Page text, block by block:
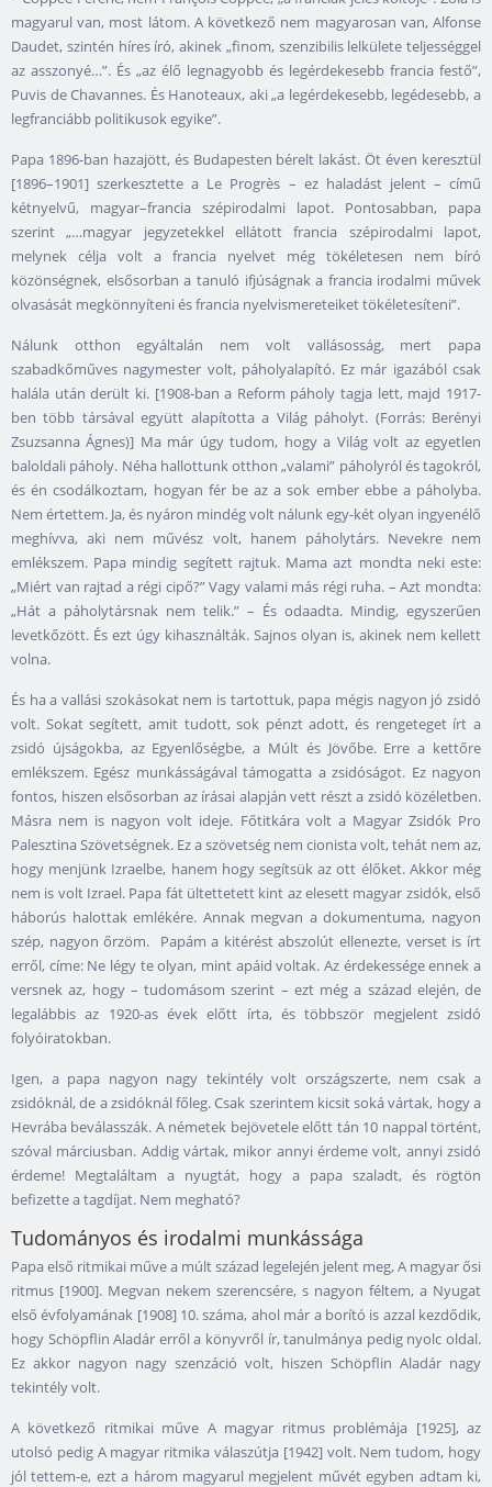
magyarul van, most látom. A következő nem magyarosan van, Alfonse
Daudet, szintén híres író, akinek „finom, szenzibilis lelkülete teljességgel
az asszonyé…”. És „az élő legnagyobb és legérdekesebb francia festő”,
Puvis de Chavannes. És Hanoteaux, aki „a legérdekesebb, legédesebb, a
legfranciább politikusok egyike”.
Papa 1896-ban hazajött, és Budapesten bérelt lakást. Öt éven keresztül
[1896–1901] szerkesztette a Le Progrès – ez haladást jelent – című
kétnyelvű, magyar–francia szépirodalmi lapot. Pontosabban, papa
szerint „…magyar jegyzetekkel ellátott francia szépirodalmi lapot,
melynek célja volt a francia nyelvet még tökéletesen nem bíró
közönségnek, elsősorban a tanuló ifjúságnak a francia irodalmi művek
olvasását megkönnyíteni és francia nyelvismereteiket tökéletesíteni”.
Nálunk otthon egyáltalán nem volt vallásosság, mert papa
szabadkőműves nagymester volt, páholyalapító. Ez már igazából csak
halála után derült ki. [1908-ban a Reform páholy tagja lett, majd 1917-
ben több társával együtt alapította a Világ páholyt. (Forrás: Berényi
Zsuzsanna Ágnes)] Ma már úgy tudom, hogy a Világ volt az egyetlen
baloldali páholy. Néha hallottunk otthon „valami” páholyról és tagokról,
és én csodálkoztam, hogyan fér be az a sok ember ebbe a páholyba.
Nem értettem. Ja, és nyáron mindég volt nálunk egy-két olyan ingyenélő
meghívva, aki nem művész volt, hanem páholytárs. Nevekre nem
emlékszem. Papa mindig segített rajtuk. Mama azt mondta neki este:
„Miért van rajtad a régi cipő?” Vagy valami más régi ruha. – Azt mondta:
„Hát a páholytársnak nem telik.” – És odaadta. Mindig, egyszerűen
levetkőzött. És ezt úgy kihasználták. Sajnos olyan is, akinek nem kellett
volna.
És ha a vallási szokásokat nem is tartottuk, papa mégis nagyon jó zsidó
volt. Sokat segített, amit tudott, sok pénzt adott, és rengeteget írt a
zsidó újságokba, az Egyenlőségbe, a Múlt és Jövőbe. Erre a kettőre
emlékszem. Egész munkásságával támogatta a zsidóságot. Ez nagyon
fontos, hiszen elsősorban az írásai alapján vett részt a zsidó közéletben.
Másra nem is nagyon volt ideje. Főtitkára volt a Magyar Zsidók Pro
Palesztina Szövetségnek. Ez a szövetség nem cionista volt, tehát nem az,
hogy menjünk Izraelbe, hanem hogy segítsük az ott élőket. Akkor még
nem is volt Izrael. Papa fát ültettetett kint az elesett magyar zsidók, első
háborús halottak emlékére. Annak megvan a dokumentuma, nagyon
szép, nagyon őrzöm.
Papám a kitérést abszolút ellenezte, verset is írt
erről, címe: Ne légy te olyan, mint apáid voltak. Az érdekessége ennek a
versnek az, hogy – tudomásom szerint – ezt még a század elején, de
legalábbis az 1920-as évek előtt írta, és többször megjelent zsidó
folyóiratokban.
Igen, a papa nagyon nagy tekintély volt országszerte, nem csak a
zsidóknál, de a zsidóknál főleg. Csak szerintem kicsit soká vártak, hogy a
Hevrába beválasszák. A németek bejövetele előtt tán 10 nappal történt,
szóval márciusban. Addig vártak, mikor annyi érdeme volt, annyi zsidó
érdeme! Megtaláltam a nyugtát, hogy a papa szaladt, és rögtön
befizette a tagdíjat. Nem megható?
Tudományos és irodalmi munkássága
Papa első ritmikai műve a múlt század legelején jelent meg, A magyar ősi
ritmus [1900]. Megvan nekem szerencsére, s nagyon féltem, a Nyugat
első évfolyamának [1908] 10. száma, ahol már a borító is azzal kezdődik,
hogy Schöpflin Aladár erről a könyvről ír, tanulmánya pedig nyolc oldal.
Ez akkor nagyon nagy szenzáció volt, hiszen Schöpflin Aladár nagy
tekintély volt.
A következő ritmikai műve A magyar ritmus problémája [1925], az
utolsó pedig A magyar ritmika válaszútja [1942] volt. Nem tudom, hogy
jól tettem-e, ezt a három magyarul megjelent művét egyben adtam ki,